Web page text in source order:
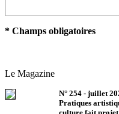
* Champs obligatoires
Le Magazine
N° 254 - juillet
Pratiques